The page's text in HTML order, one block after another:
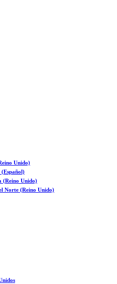
Unido)
(Reino Unido)
Norte (Reino Unido)